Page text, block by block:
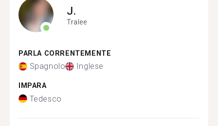
J.
Tralee
PARLA CORRENTEMENTE
Spagnolo Inglese
IMPARA
Tedesco